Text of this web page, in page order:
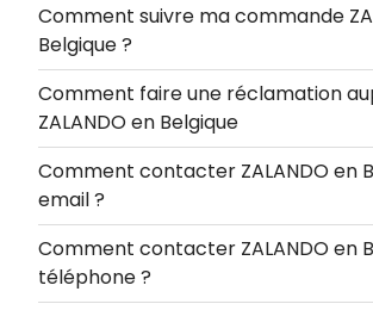
Comment suivre ma commande
Belgique ?
Comment faire une réclamation
ZALANDO en Belgique
Comment contacter ZALANDO en
email ?
Comment contacter ZALANDO en
téléphone ?